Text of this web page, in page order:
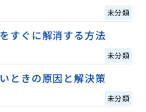
未分類
すぐに解消する方法
未分類
ときの原因と解決策
未分類